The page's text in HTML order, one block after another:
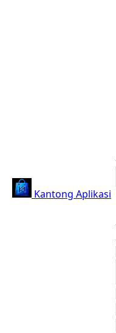
Kantong Aplikasi